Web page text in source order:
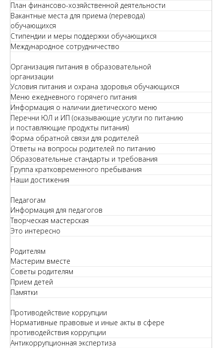
План финансово-хозяйственной деятельности
Вакантные места для приема (перевода)
обучающихся
Стипендии и меры поддержки обучающихся
Международное сотрудничество
Организация питания в образовательной
организации
Условия питания и охрана здоровья обучающихся
Меню ежедневного горячего питания
Информация о наличии диетического меню
Перечни ЮЛ и ИП (оказывающие услуги по питанию
и поставляющие продукты питания)
Форма обратной связи для родителей
Ответы на вопросы родителей по питанию
Образовательные стандарты и требования
Группа кратковременного пребывания
Наши достижения
Педагогам
Информация для педагогов
Творческая мастерская
Это интересно
Родителям
Мастерим вместе
Советы родителям
Прием детей
Памятки
Противодействие коррупции
Нормативные правовые и иные акты в сфере
противодействия коррупции
Антикоррупционная экспертиза